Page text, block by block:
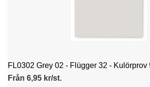
FL0302 Grey 02 - Flügger 32 - Kulörprov
Från 6,95 kr/st.